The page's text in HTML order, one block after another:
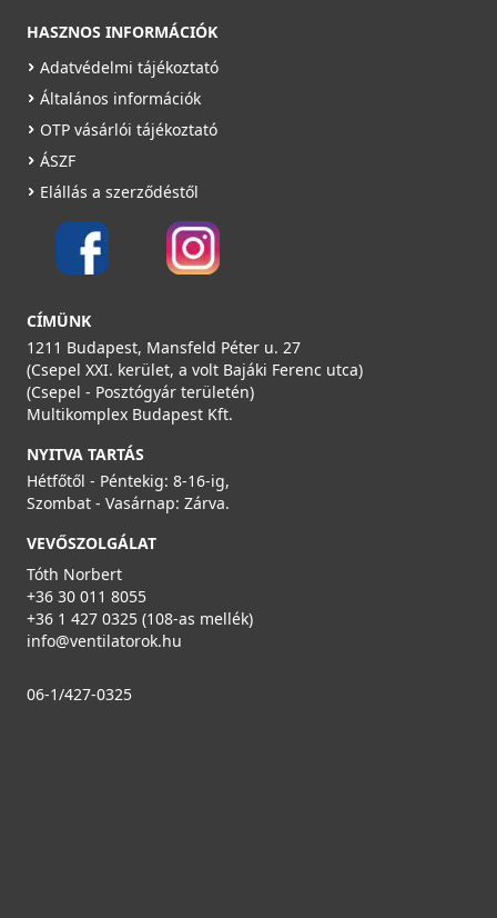
GONAL 0605/1 légtechnikai cső NA100 L=1000
2 990 Ft
VILPE® 150 x 150 multifunkciós rács, bézs
8 990 Ft
HASZNOS INFORMÁCIÓK
Adatvédelmi tájékoztató
Általános információk
OTP vásárlói tájékoztató
ÁSZF
Elállás a szerződéstől
CÍMÜNK
1211 Budapest, Mansfeld Péter u. 27
(Csepel XXI. kerület, a volt Bajáki Ferenc utca)
(Csepel - Posztógyár területén)
Multikomplex Budapest Kft.
NYITVA TARTÁS
Hétfőtől - Péntekig: 8-16-ig,
Szombat - Vasárnap: Zárva.
VEVŐSZOLGÁLAT
Tóth Norbert
+36 30 011 8055
+36 1 427 0325 (108-as mellék)
info@ventilatorok.hu
06-1/427-0325